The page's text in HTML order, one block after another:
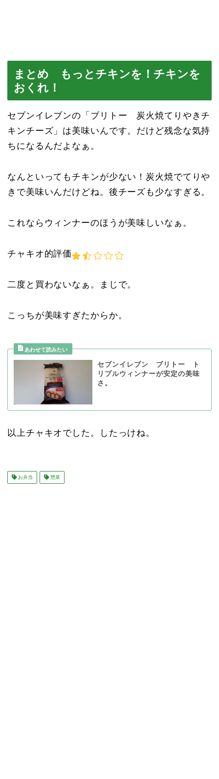
まとめ もっとチキンを！チキンを
おくれ！
セブンイレブンの「ブリトー 炭火焼てりやきチ
キンチーズ」は美味いんです。だけど残念な気持
ちになるんだよなぁ。
なんといってもチキンが少ない！炭火焼でてりや
きで美味いんだけどね。後チーズも少なすぎる。
これならウィンナーのほうが美味しいなぁ。
チャキオ的評価
二度と買わないなぁ。まじで。
こっちが美味すぎたからか。
セブンイレブン ブリトー ト
リプルウィンナーが安定の美味
さ。
以上チャキオでした。したっけね。
お弁当 惣菜